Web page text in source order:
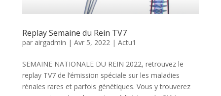
Replay Semaine du Rein TV7
par airgadmin | Avr 5, 2022| Actu1
SEMAINE NATIONALE DU REIN 2022, retrouvez le
replay TV7 de l’émission spéciale sur les maladies
rénales rares et parfois génétiques. Vous y trouverez